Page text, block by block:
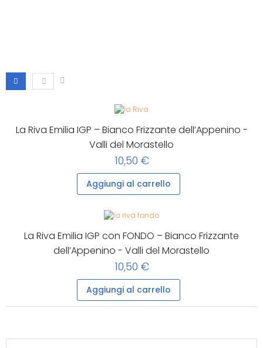
La Riva Emilia IGP – Bianco Frizzante dell’Appenino -
Valli del Morastello
10,50 €
Aggiungi al carrello
La Riva Emilia IGP con FONDO – Bianco Frizzante
dell’Appenino - Valli del Morastello
10,50 €
Aggiungi al carrello